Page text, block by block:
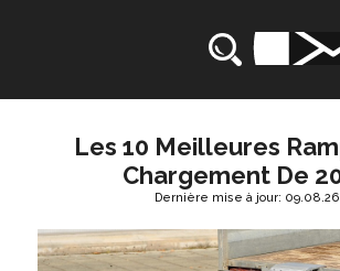
Les 10 Meilleures
Chargement De
Dernière mise à jour: 09.08.26